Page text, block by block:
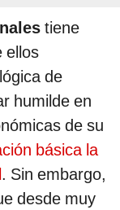
tiene
ellos
de
humilde en
de su
básica la
. Sin embargo,
desde muy